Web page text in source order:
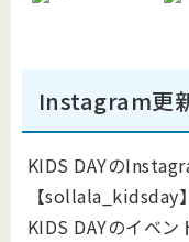
Instagram更
KIDS DAYの
【sollala_kidsday
KIDS DAYのイベ